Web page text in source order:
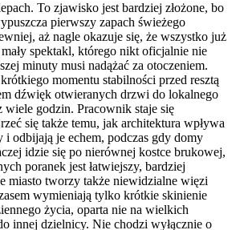
To zjawisko jest bardziej złożone, bo
pierwszy zapach świeżego
aż nagle okazuje się, że wszystko już
spektakl, którego nikt oficjalnie nie
minuty musi nadążać za otoczeniem.
momentu stabilności przed resztą
dźwięk otwieranych drzwi do lokalnego
wiele godzin. Pracownik staje się
się także temu, jak architektura wpływa
i odbijają je echem, podczas gdy domy
idzie się po nierównej kostce brukowej,
poranek jest łatwiejszy, bardziej
miasto tworzy także niewidzialne więzi
wymieniają tylko krótkie skinienie
życia, oparta nie na wielkich
innej dzielnicy. Nie chodzi wyłącznie o